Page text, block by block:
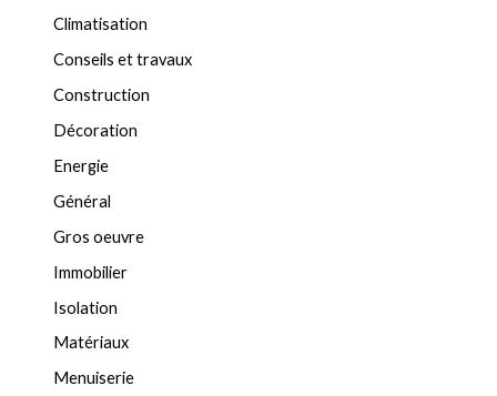
Climatisation
Conseils et travaux
Construction
Décoration
Energie
Général
Gros oeuvre
Immobilier
Isolation
Matériaux
Menuiserie